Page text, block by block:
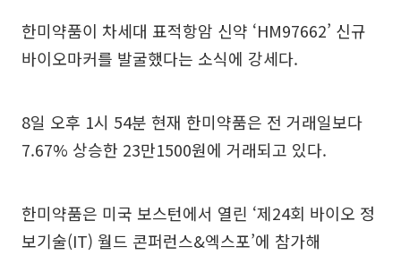
한미약품이 차세대 표적항암 신약 ‘HM97662’ 신규
바이오마커를 발굴했다는 소식에 강세다.
8일 오후 1시 54분 현재 한미약품은 전 거래일보다
7.67% 상승한 23만1500원에 거래되고 있다.
한미약품은 미국 보스턴에서 열린 ‘제24회 바이오 정
보기술(IT) 월드 콘퍼런스&엑스포’에 참가해